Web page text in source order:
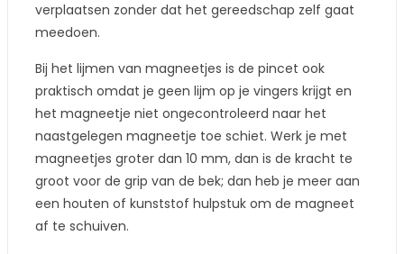
verplaatsen zonder dat het gereedschap zelf gaat
meedoen.
Bij het lijmen van magneetjes is de pincet ook
praktisch omdat je geen lijm op je vingers krijgt en
het magneetje niet ongecontroleerd naar het
naastgelegen magneetje toe schiet. Werk je met
magneetjes groter dan 10 mm, dan is de kracht te
groot voor de grip van de bek; dan heb je meer aan
een houten of kunststof hulpstuk om de magneet
af te schuiven.